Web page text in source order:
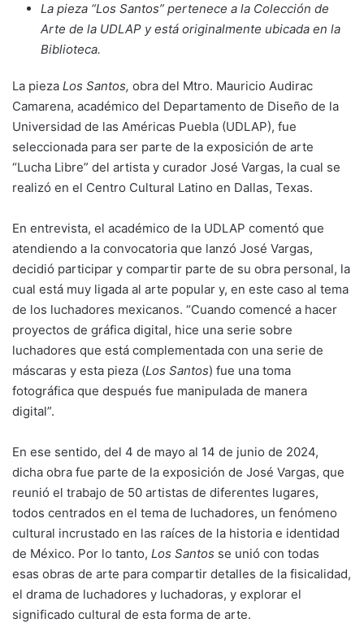
La pieza “Los Santos” pertenece a la Colección de
Arte de la UDLAP y está originalmente ubicada en la
Biblioteca.
La pieza Los Santos, obra del Mtro. Mauricio Audirac
Camarena, académico del Departamento de Diseño de la
Universidad de las Américas Puebla (UDLAP), fue
seleccionada para ser parte de la exposición de arte
“Lucha Libre” del artista y curador José Vargas, la cual se
realizó en el Centro Cultural Latino en Dallas, Texas.
En entrevista, el académico de la UDLAP comentó que
atendiendo a la convocatoria que lanzó José Vargas,
decidió participar y compartir parte de su obra personal, la
cual está muy ligada al arte popular y, en este caso al tema
de los luchadores mexicanos. “Cuando comencé a hacer
proyectos de gráfica digital, hice una serie sobre
luchadores que está complementada con una serie de
máscaras y esta pieza (Los Santos) fue una toma
fotográfica que después fue manipulada de manera
digital”.
En ese sentido, del 4 de mayo al 14 de junio de 2024,
dicha obra fue parte de la exposición de José Vargas, que
reunió el trabajo de 50 artistas de diferentes lugares,
todos centrados en el tema de luchadores, un fenómeno
cultural incrustado en las raíces de la historia e identidad
de México. Por lo tanto, Los Santos se unió con todas
esas obras de arte para compartir detalles de la fisicalidad,
el drama de luchadores y luchadoras, y explorar el
significado cultural de esta forma de arte.